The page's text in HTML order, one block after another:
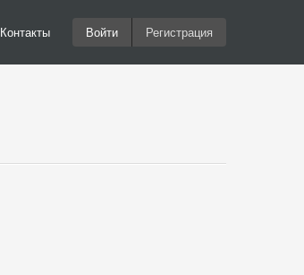
Контакты Войти Регистрация